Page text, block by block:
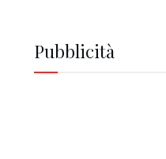
Pubblicità